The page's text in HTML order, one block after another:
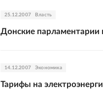
25.12.2007 Власть
Донские парламентарии
14.12.2007 Экономика
Тарифы на